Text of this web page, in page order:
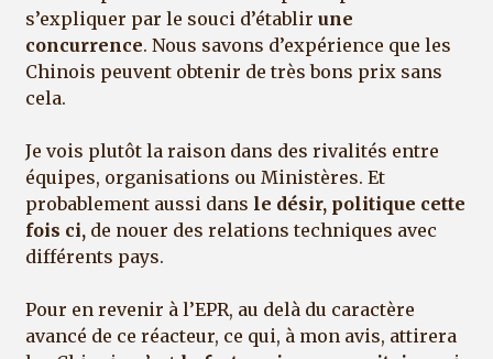
s’expliquer par le souci d’établir une
concurrence. Nous savons d’expérience que les
Chinois peuvent obtenir de très bons prix sans
cela.
Je vois plutôt la raison dans des rivalités entre
équipes, organisations ou Ministères. Et
probablement aussi dans le désir, politique cette
fois ci, de nouer des relations techniques avec
différents pays.
Pour en revenir à l’EPR, au delà du caractère
avancé de ce réacteur, ce qui, à mon avis, attirera